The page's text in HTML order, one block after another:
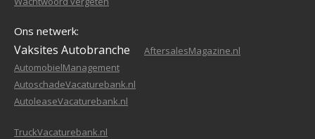
Ons netwerk:
Vaksites Autobranche
AftersalesMagazine.nl
AutomobielManagement
AutoschadeVacaturebank.nl
AutoleaseVacaturebank.nl
TruckVacaturebank.nl